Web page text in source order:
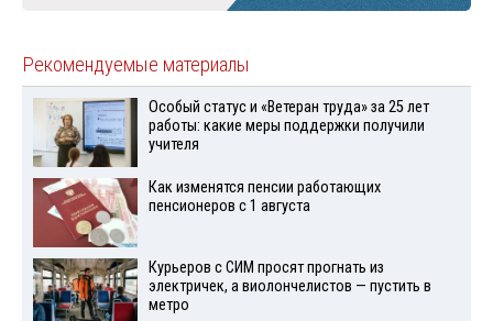
Рекомендуемые материалы
Особый статус и «Ветеран труда» за 25 лет
работы: какие меры поддержки получили
учителя
Как изменятся пенсии работающих
пенсионеров с 1 августа
Курьеров с СИМ просят прогнать из
электричек, а виолончелистов — пустить в
метро